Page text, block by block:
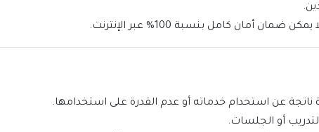
أمان كامل بنسبة 100% عبر الإنترنت.
عن استخدام خدماته أو عدم القدرة على استخدامها.
أو الجلسات.